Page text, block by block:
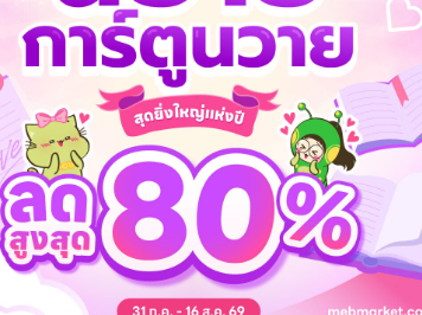
งาบอกชอบผมซะงั้น
ที่ยวเล่นกับเขาเมื่อเขาเอาเงินให้กับพี่